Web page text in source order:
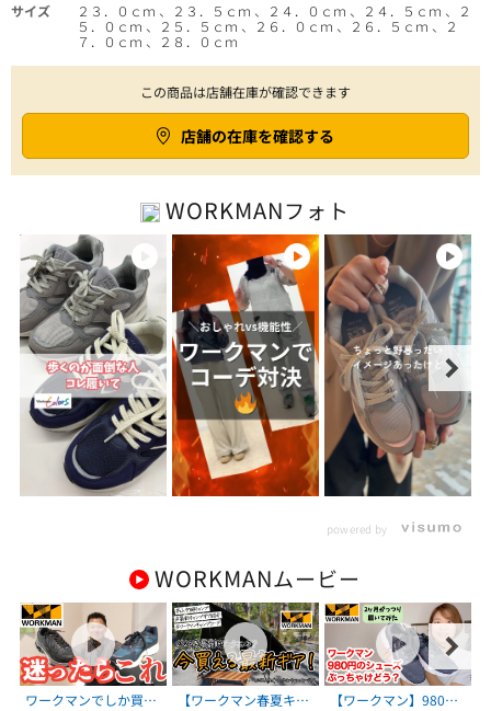
サイズ
２３．０ｃｍ 、２３．５ｃｍ 、２４．０ｃｍ 、２４．５ｃｍ 、２
５．０ｃｍ 、２５．５ｃｍ 、２６．０ｃｍ 、２６．５ｃｍ 、２
７．０ｃｍ 、２８．０ｃｍ
この商品は店舗在庫が確認できます
店舗の在庫を確認する
WORKMANフォト
powered by
WORKMANムービー
ワークマンでしか買え
【ワークマン春夏キャ
【ワークマン】980円